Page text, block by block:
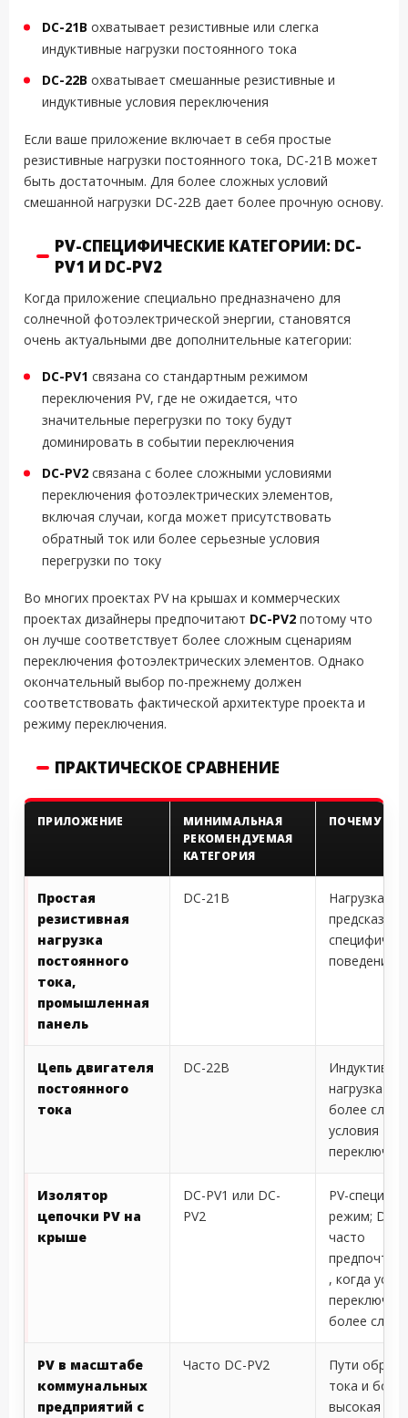
DC-21B охватывает резистивные или слегка
индуктивные нагрузки постоянного тока
DC-22B охватывает смешанные резистивные и
индуктивные условия переключения
Если ваше приложение включает в себя простые
резистивные нагрузки постоянного тока, DC-21B может
быть достаточным. Для более сложных условий
смешанной нагрузки DC-22B дает более прочную основу.
PV-СПЕЦИФИЧЕСКИЕ КАТЕГОРИИ: DC-
PV1 И DC-PV2
Когда приложение специально предназначено для
солнечной фотоэлектрической энергии, становятся
очень актуальными две дополнительные категории:
DC-PV1 связана со стандартным режимом
переключения PV, где не ожидается, что
значительные перегрузки по току будут
доминировать в событии переключения
DC-PV2 связана с более сложными условиями
переключения фотоэлектрических элементов,
включая случаи, когда может присутствовать
обратный ток или более серьезные условия
перегрузки по току
Во многих проектах PV на крышах и коммерческих
проектах дизайнеры предпочитают DC-PV2 потому что
он лучше соответствует более сложным сценариям
переключения фотоэлектрических элементов. Однако
окончательный выбор по-прежнему должен
соответствовать фактической архитектуре проекта и
режиму переключения.
ПРАКТИЧЕСКОЕ СРАВНЕНИЕ
ПРИЛОЖЕНИЕ
МИНИМАЛЬНАЯ
РЕКОМЕНДУЕМАЯ
КАТЕГОРИЯ
ПОЧЕМУ
Простая
резистивная
нагрузка
постоянного
тока,
промышленная
панель
DC-21B
Нагрузка
поведения
Цепь двигателя
постоянного
тока
DC-22B
нагрузка
более
условия
Изолятор
цепочки PV на
крыше
DC-PV1 или DC-
PV2
PV-
режим; DC-
часто
, когда
более
PV в масштабе
коммунальных
предприятий с
Часто DC-PV2
Пути
тока и
высокая